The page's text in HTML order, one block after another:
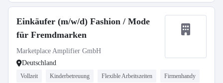
Einkäufer (m/w/d) Fashion / Mode
für Fremdmarken
Marketplace Amplifier GmbH
Deutschland
Vollzeit Kinderbetreuung Flexible Arbeitszeiten Firmenhandy